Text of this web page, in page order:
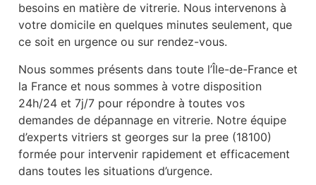
besoins en matière de vitrerie. Nous intervenons à
votre domicile en quelques minutes seulement, que
ce soit en urgence ou sur rendez-vous.
Nous sommes présents dans toute l’Île-de-France et
la France et nous sommes à votre disposition
24h/24 et 7j/7 pour répondre à toutes vos
demandes de dépannage en vitrerie. Notre équipe
d’experts vitriers st georges sur la pree (18100)
formée pour intervenir rapidement et efficacement
dans toutes les situations d’urgence.